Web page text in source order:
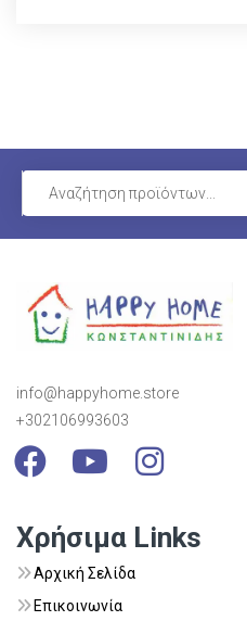
info@happyhome.store
+302106993603
Visit Link
Visit LinkVisit Link
Χρήσιμα Links
Αρχική Σελίδα
Επικοινωνία